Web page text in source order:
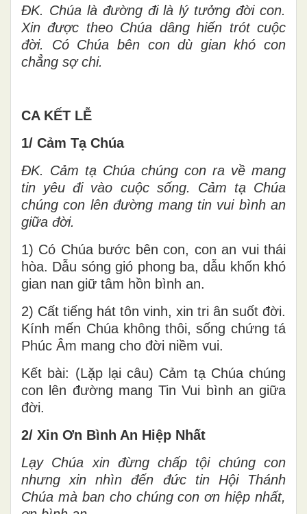
ĐK. Chúa là đường đi là lý tưởng đời con.
Xin được theo Chúa dâng hiến trót cuộc
đời. Có Chúa bên con dù gian khó con
chẳng sợ chi.
CA KẾT LỄ
1/ Cảm Tạ Chúa
ĐK. Cảm tạ Chúa chúng con ra về mang
tin yêu đi vào cuộc sống. Cảm tạ Chúa
chúng con lên đường mang tin vui bình an
giữa đời.
1) Có Chúa bước bên con, con an vui thái
hòa. Dẫu sóng gió phong ba, dẫu khốn khó
gian nan giữ tâm hồn bình an.
2) Cất tiếng hát tôn vinh, xin tri ân suốt đời.
Kính mến Chúa không thôi, sống chứng tá
Phúc Âm mang cho đời niềm vui.
Kết bài: (Lặp lại câu) Cảm tạ Chúa chúng
con lên đường mang Tin Vui bình an giữa
đời.
2/ Xin Ơn Bình An Hiệp Nhất
Lạy Chúa xin đừng chấp tội chúng con
nhưng xin nhìn đến đức tin Hội Thánh
Chúa mà ban cho chúng con ơn hiệp nhất,